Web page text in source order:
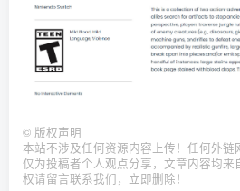
© 版权声明
本站不涉及任何资源内容上传！任何外
仅为投稿者个人观点分享，文章内容均来
权请留言联系我们，立即删除！